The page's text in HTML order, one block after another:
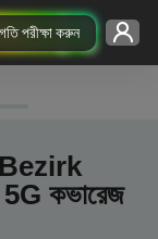
গতি পরীক্ষা করুন
Bezirk
কভারেজ